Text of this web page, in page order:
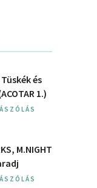
Tüskék és
1.)
M.NIGHT